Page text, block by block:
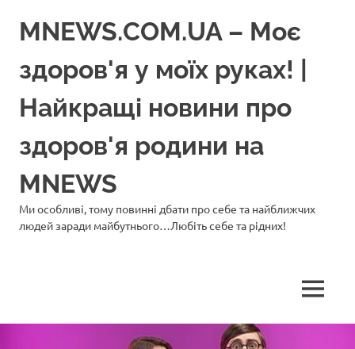
MNEWS.COM.UA – Моє
здоров'я у моїх руках! |
Найкращі новини про
здоров'я родини на
MNEWS
Ми особливі, тому повинні дбати про себе та найближчих
людей заради майбутнього…Любіть себе та рідних!
МЕНЮ